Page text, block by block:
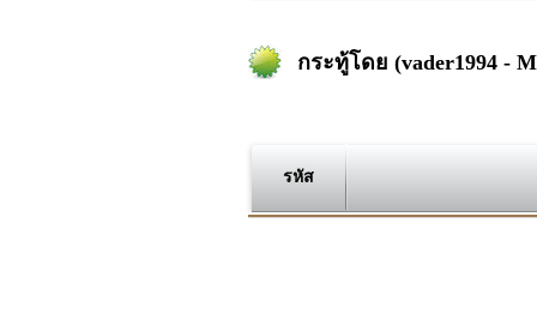
กระทู้โดย (vader1994 -
รหัส